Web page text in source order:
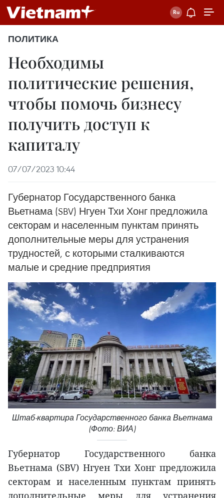
ПОЛИТИКА
Необходимы
политические решения,
чтобы помочь бизнесу
получить доступ к
капиталу
07/07/2023 10:44
Губернатор Государственного банка
Вьетнама (SBV) Нгуен Тхи Хонг предложила
секторам и населенным пунктам принять
дополнительные меры для устранения
трудностей, с которыми сталкиваются
малые и средние предприятия
Штаб-квартира Государственного банка Вьетнама
(Фото: ВИА)
Губернатор Государственного банка
Вьетнама (SBV) Нгуен Тхи Хонг предложила
секторам и населенным пунктам принять
дополнительные меры для устранения